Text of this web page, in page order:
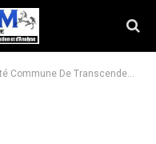
De Transcender Les Divergences